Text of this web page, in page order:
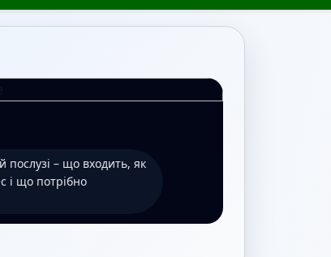
послузі – що входить, як
і що потрібно